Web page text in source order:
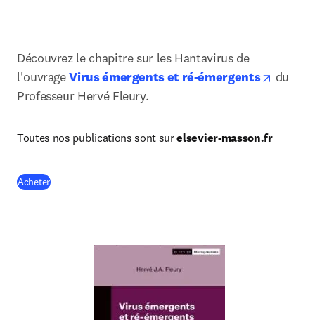
Découvrez le chapitre sur les Hantavirus de
l'ouvrage Virus émergents et ré-émergents opens
du
Professeur Hervé Fleury.
Toutes nos publications sont sur elsevier-masson.fr
Acheter(